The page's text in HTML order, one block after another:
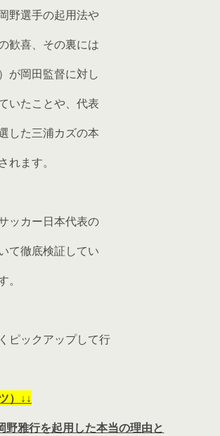
野選手の起用法や
歓喜、その裏には
が岡田監督に対し
いたことや、代表
した三浦カズの本
れます。
ッカー日本代表の
て徹底検証してい
ピックアップして行
）↓↓
野雅行を起用した本当の理由と